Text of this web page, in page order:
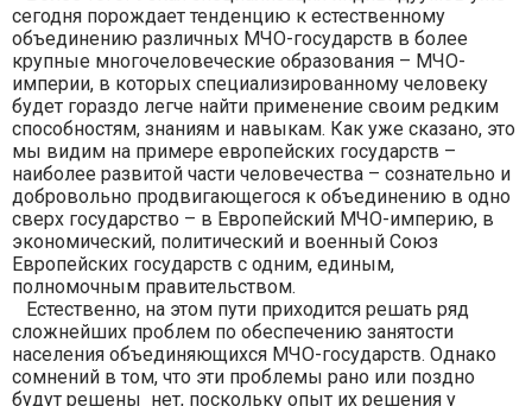
сегодня порождает тенденцию к естественному
объединению различных МЧО-государств в более
крупные многочеловеческие образования – МЧО-
империи, в которых специализированному человеку
будет гораздо легче найти применение своим редким
способностям, знаниям и навыкам. Как уже сказано, это
мы видим на примере европейских государств –
наиболее развитой части человечества – сознательно и
добровольно продвигающегося к объединению в одно
сверх государство – в Европейский МЧО-империю, в
экономический, политический и военный Союз
Европейских государств с одним, единым,
полномочным правительством.
Естественно, на этом пути приходится решать ряд
сложнейших проблем по обеспечению занятости
населения объединяющихся МЧО-государств. Однако
сомнений в том, что эти проблемы рано или поздно
будут решены нет, поскольку опыт их решения у